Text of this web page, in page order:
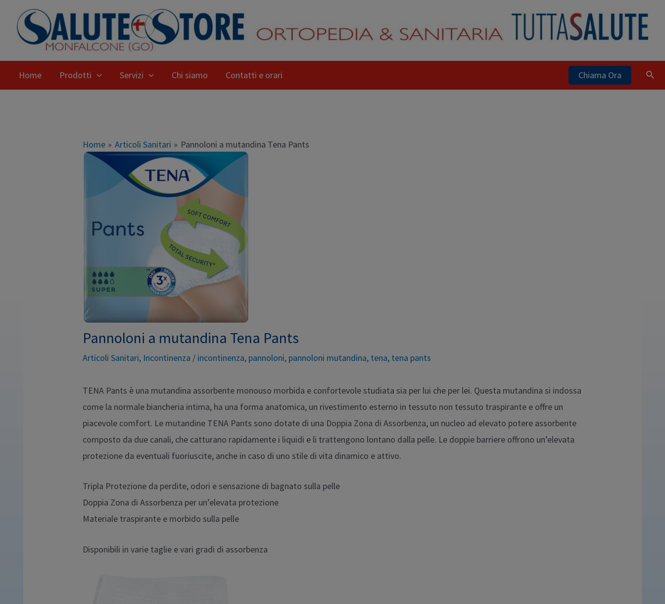
Home Prodotti Servizi Chi siamo Contatti e orari Chiama Ora
Home Articoli Sanitari Pannoloni a mutandina Tena Pants
Pannoloni a mutandina Tena Pants
Articoli Sanitari, Incontinenza / incontinenza, pannoloni, pannoloni mutandina, tena, tena pants
TENA Pants è una mutandina assorbente monouso morbida e confortevole studiata sia per lui che per lei. Questa mutandina si indossa
come la normale biancheria intima, ha una forma anatomica, un rivestimento esterno in tessuto non tessuto traspirante e offre un
piacevole comfort. Le mutandine TENA Pants sono dotate di una Doppia Zona di Assorbenza, un nucleo ad elevato potere assorbente
composto da due canali, che catturano rapidamente i liquidi e li trattengono lontano dalla pelle. Le doppie barriere offrono un’elevata
protezione da eventuali fuoriuscite, anche in caso di uno stile di vita dinamico e attivo.
Tripla Protezione da perdite, odori e sensazione di bagnato sulla pelle
Doppia Zona di Assorbenza per un’elevata protezione
Materiale traspirante e morbido sulla pelle
Disponibili in varie taglie e vari gradi di assorbenza